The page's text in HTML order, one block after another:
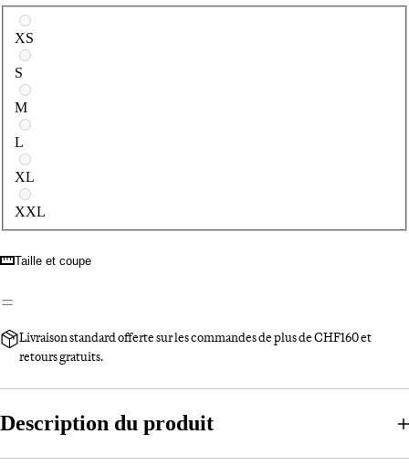
Sélectionnez une taille
XS
S
M
L
XL
XXL
Taille et coupe
Livraison standard offerte sur les commandes de plus de CHF160 et
retours gratuits.
Description du produit